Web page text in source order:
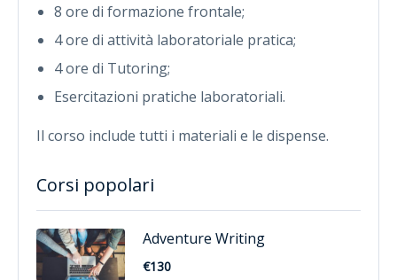
8 ore di formazione frontale;
4 ore di attività laboratoriale pratica;
4 ore di Tutoring;
Esercitazioni pratiche laboratoriali.
Il corso include tutti i materiali e le dispense.
Corsi popolari
Adventure Writing
€130